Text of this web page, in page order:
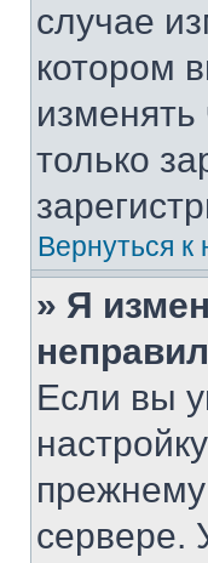
случае
котором
изменять
только
Вернуться к
» Я
Если вы
сервере.